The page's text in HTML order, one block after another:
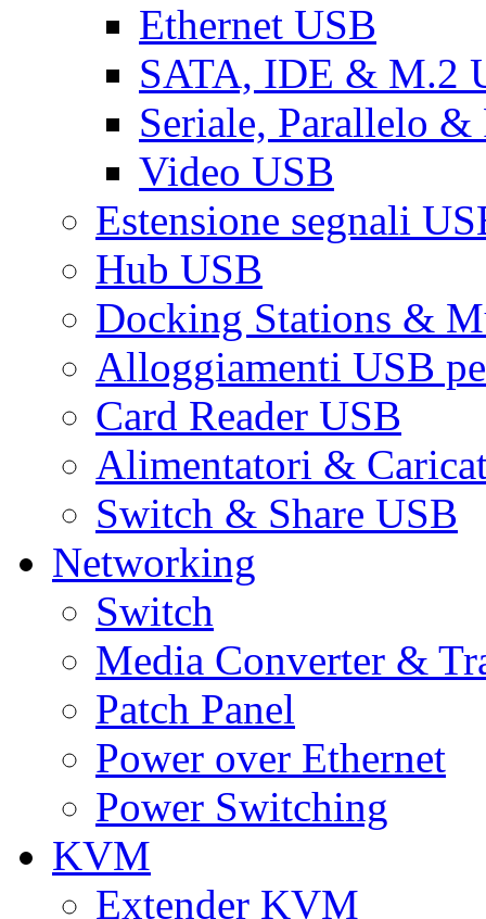
Ethernet USB
SATA, IDE & M.2
Seriale, Parallelo &
Video USB
Estensione segnali
Hub USB
Docking Stations &
Alloggiamenti USB
Card Reader USB
Alimentatori &
Switch & Share USB
Networking
Switch
Media Converter &
Patch Panel
Power over Ethernet
Power Switching
KVM
Extender KVM